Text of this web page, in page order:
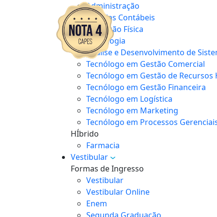
Administração
Ciências Contábeis
Educação Física
Pedagogia
Análise e Desenvolvimento de
Tecnólogo em Gestão Comercial
Tecnólogo em Gestão de Recursos
Tecnólogo em Gestão Financeira
Tecnólogo em Logística
Tecnólogo em Marketing
Tecnólogo em Processos
HÍbrido
Farmacia
Vestibular
Formas de Ingresso
Vestibular
Vestibular Online
Enem